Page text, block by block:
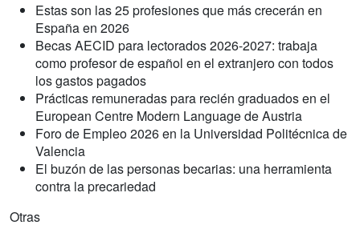
Estas son las 25 profesiones que más crecerán en
España en 2026
Becas AECID para lectorados 2026-2027: trabaja
como profesor de español en el extranjero con todos
los gastos pagados
Prácticas remuneradas para recién graduados en el
European Centre Modern Language de Austria
Foro de Empleo 2026 en la Universidad Politécnica de
Valencia
El buzón de las personas becarias: una herramienta
contra la precariedad
Otras